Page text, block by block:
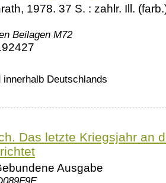
1978. 37 S. : zahlr. Ill.
Beilagen M72
Deutschlands
Das letzte Kriegsjahr an
Ausgabe